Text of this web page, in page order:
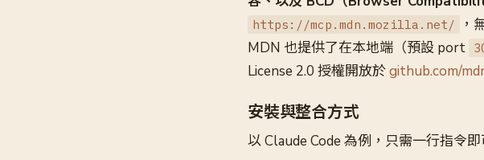
https://mcp.mdn.mozilla.net/
，
MDN 也提供了在本地端（預設 port
License 2.0 授權開放於github.com/
安裝與整合方式
以 Claude Code 為例，只需一行指令即